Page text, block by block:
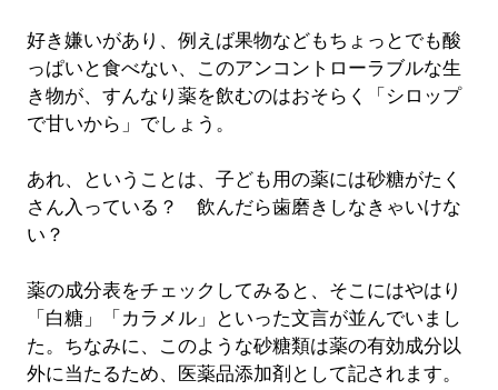
好き嫌いがあり、例えば果物などもちょっとでも酸
っぱいと食べない、このアンコントローラブルな生
き物が、すんなり薬を飲むのはおそらく「シロップ
で甘いから」でしょう。
あれ、ということは、子ども用の薬には砂糖がたく
さん入っている？ 飲んだら歯磨きしなきゃいけな
い？
薬の成分表をチェックしてみると、そこにはやはり
「白糖」「カラメル」といった文言が並んでいまし
た。ちなみに、このような砂糖類は薬の有効成分以
外に当たるため、医薬品添加剤として記されます。